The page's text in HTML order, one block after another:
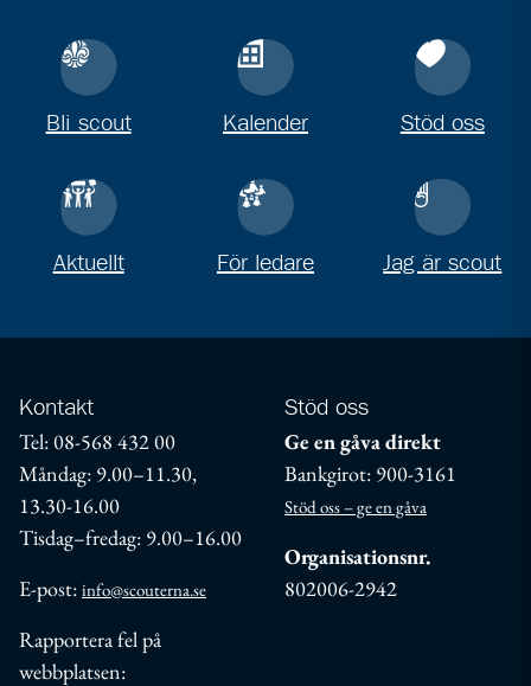
Bli scout Kalender Stöd oss
Aktuellt För ledare Jag är scout
Kontakt
Tel: 08-568 432 00
Måndag: 9.00–11.30,
13.30-16.00
Tisdag–fredag: 9.00–16.00
E-post: info@scouterna.se
Rapportera fel på
webbplatsen:
Stöd oss
Ge en gåva direkt
Bankgirot: 900-3161
Stöd oss – ge en gåva
Organisationsnr.
802006-2942